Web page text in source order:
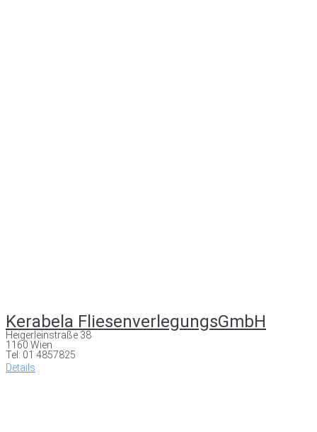
Kerabela FliesenverlegungsGmbH
Heigerleinstraße 38
1160 Wien
Tel: 01 4857825
Details